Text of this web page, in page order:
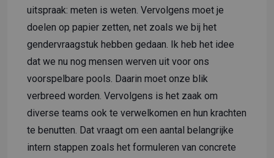
uitspraak: meten is weten. Vervolgens moet je
doelen op papier zetten, net zoals we bij het
gendervraagstuk hebben gedaan. Ik heb het idee
dat we nu nog mensen werven uit voor ons
voorspelbare pools. Daarin moet onze blik
verbreed worden. Vervolgens is het zaak om
diverse teams ook te verwelkomen en hun krachten
te benutten. Dat vraagt om een aantal belangrijke
intern stappen zoals het formuleren van concrete